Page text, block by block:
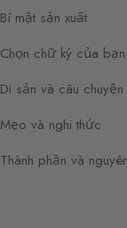
Bí mật sản xuất
Chọn chữ ký của bạn
Di sản và câu chuyện
Mẹo và nghi thức
Thành phần và